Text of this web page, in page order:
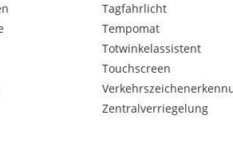
Tagfahrlicht
Tempomat
Totwinkelassistent
Touchscreen
Zentralverriegelung